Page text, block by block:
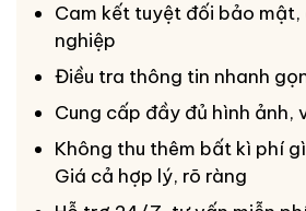
Cam kết tuyệt đối bảo mật,
nghiệp
Điều tra thông tin nhanh
Cung cấp đầy đủ hình ảnh,
Không thu thêm bất kì phí
Giá cả hợp lý, rõ ràng